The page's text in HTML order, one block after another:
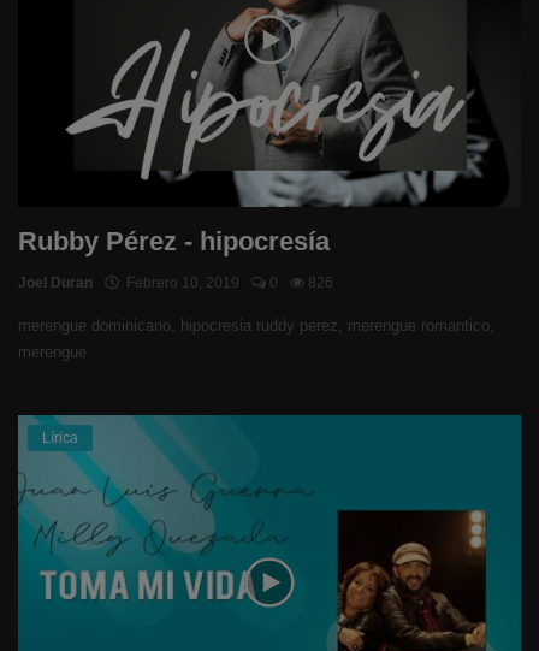
Rubby Pérez - hipocresía
Joel Duran Febrero 10, 2019 0 826
merengue dominicano, hipocresia ruddy perez, merengue romantico,
merengue
Lírica